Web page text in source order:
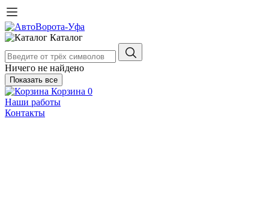
Каталог
Ничего не найдено
Показать все
Корзина 0
Наши работы
Контакты